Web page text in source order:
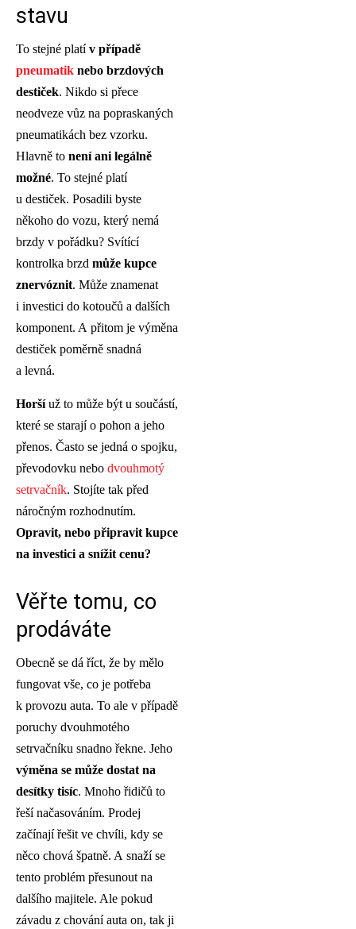
stavu
To stejné platív případě
pneumatik nebo brzdových
destiček. Nikdo si přece
neodveze vůz na popraskaných
pneumatikách bez vzorku.
Hlavně to není ani legálně
možné. To stejné platí
u destiček. Posadili byste
někoho do vozu, který nemá
brzdy v pořádku? Svítící
kontrolka brzd může kupce
znervóznit. Může znamenat
i investici do kotoučů a dalších
komponent. A přitom je výměna
destiček poměrně snadná
a levná.
Horšíuž to může být u součástí,
které se starají o pohon a jeho
přenos. Často se jedná o spojku,
převodovku nebo dvouhmotý
setrvačník. Stojíte tak před
náročným rozhodnutím.
Opravit, nebo připravit kupce
na investici a snížit cenu?
Věřte tomu, co
prodáváte
Obecně se dá říct, že by mělo
fungovat vše, co je potřeba
k provozu auta. To ale v případě
poruchy dvouhmotého
setrvačníku snadno řekne. Jeho
výměna se může dostat na
desítky tisíc. Mnoho řidičů to
řeší načasováním. Prodej
začínají řešit ve chvíli, kdy se
něco chová špatně. A snaží se
tento problém přesunout na
dalšího majitele. Ale pokud
závadu z chování auta on, tak ji